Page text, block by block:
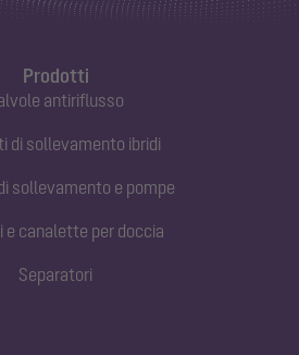
Prodotti
antiriflusso
di sollevamento ibridi
sollevamento e pompe
e canalette per doccia
Separatori